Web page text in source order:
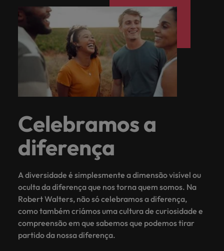
Celebramos a
diferença
A diversidade é simplesmente a dimensão visível ou
oculta da diferença que nos torna quem somos. Na
Robert Walters, não só celebramos a diferença,
como também criámos uma cultura de curiosidade e
compreensão em que sabemos que podemos tirar
partido da nossa diferença.